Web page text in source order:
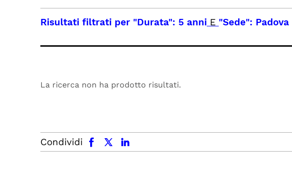
Risultati filtrati per "Durata": 5 anni E "Sede": Padova
La ricerca non ha prodotto risultati.
Condividi
facebook x.com linkedin